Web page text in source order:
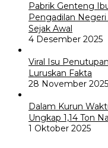
Pabrik Genteng
Pengadilan
Sejak Awal
4 Desember 2025
Viral Isu
Luruskan Fakta
28 November 2025
Dalam Kurun
Ungkap 1,14 Ton
1 Oktober 2025